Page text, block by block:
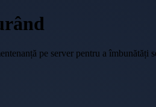
pe server pentru a